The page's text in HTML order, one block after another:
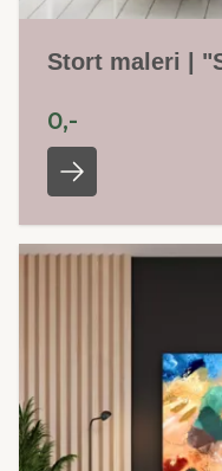
Stort maleri |
0,-